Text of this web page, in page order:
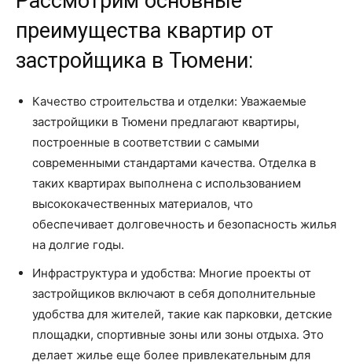
преимущества квартир от
застройщика в Тюмени:
Качество строительства и отделки: Уважаемые
застройщики в Тюмени предлагают квартиры,
построенные в соответствии с самыми
современными стандартами качества. Отделка в
таких квартирах выполнена с использованием
высококачественных материалов, что
обеспечивает долговечность и безопасность жилья
на долгие годы.
Инфраструктура и удобства: Многие проекты от
застройщиков включают в себя дополнительные
удобства для жителей, такие как парковки, детские
площадки, спортивные зоны или зоны отдыха. Это
делает жилье еще более привлекательным для